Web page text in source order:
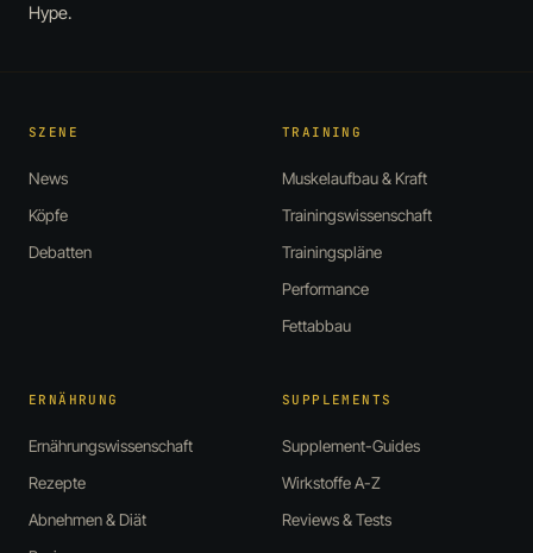
Hype.
SZENE
News
Köpfe
Debatten
TRAINING
Muskelaufbau & Kraft
Trainingswissenschaft
Trainingspläne
Performance
Fettabbau
ERNÄHRUNG
Ernährungswissenschaft
Rezepte
Abnehmen & Diät
SUPPLEMENTS
Supplement-Guides
Wirkstoffe A-Z
Reviews & Tests